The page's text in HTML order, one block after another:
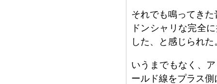
それでも鳴ってき
ドンシャリな完全
した、と感じられた
いうまでもなく、
ールド線をプラス